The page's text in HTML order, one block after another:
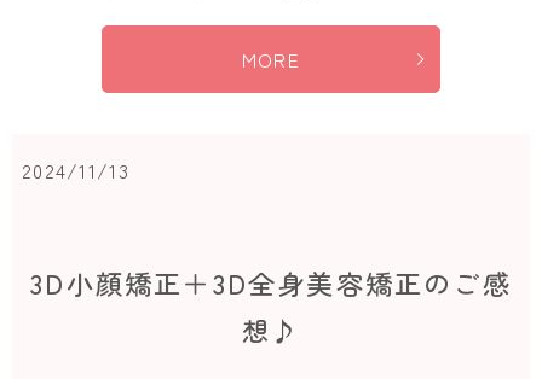
MORE
2024/11/13
3D小顔矯正＋3D全身美容矯正のご感
想♪